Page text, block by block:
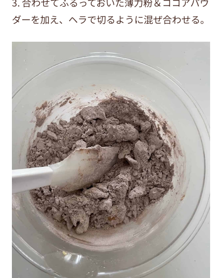
ダーを加え、ヘラで切るように混ぜ合わせる。